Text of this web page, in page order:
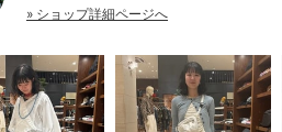
» ショップ詳細ページへ